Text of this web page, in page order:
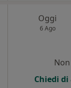
Oggi
6 Ago
Chiedi